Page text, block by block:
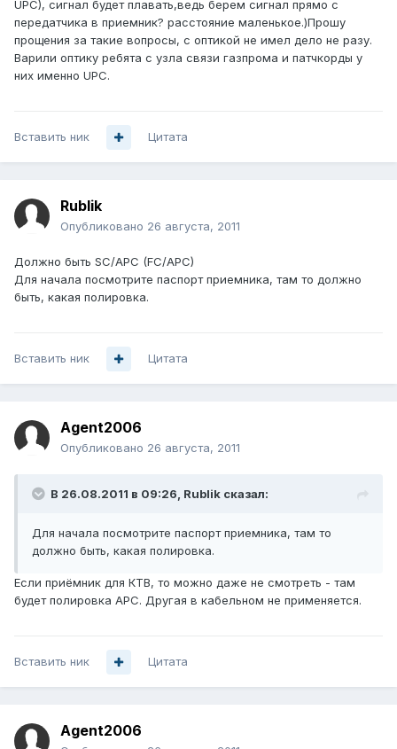
UPC), сигнал будет плавать,ведь берем сигнал прямо с
передатчика в приемник? расстояние маленькое.)Прошу
прощения за такие вопросы, с оптикой не имел дело не разу.
Варили оптику ребята с узла связи газпрома и патчкорды у
них именно UPC.
Вставить ник Цитата
Rublik
Опубликовано 26 августа, 2011
Должно быть SC/APC (FC/APC)
Для начала посмотрите паспорт приемника, там то должно
быть, какая полировка.
Вставить ник Цитата
Agent2006
Опубликовано 26 августа, 2011
В 26.08.2011 в 09:26, Rublik сказал:
Для начала посмотрите паспорт приемника, там то
должно быть, какая полировка.
Если приёмник для КТВ, то можно даже не смотреть - там
будет полировка APC. Другая в кабельном не применяется.
Вставить ник Цитата
Agent2006